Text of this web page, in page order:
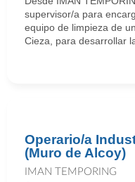
supervisor/a para
equipo de limpieza de
Cieza, para desarrollar
Operario/a
(Muro de Alcoy)
IMAN TEMPORING